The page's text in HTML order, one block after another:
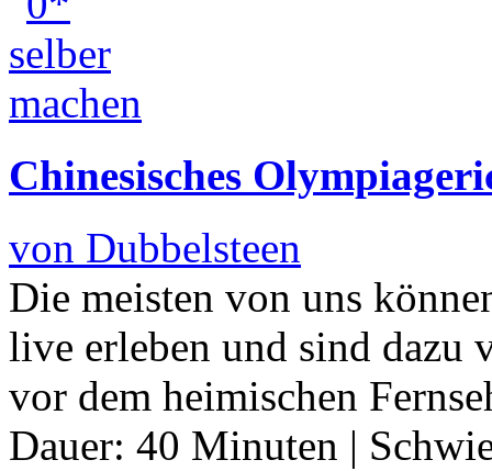
Chinesisches
von Dubbelsteen
Die meisten von uns
live erleben und sind dazu
vor dem heimischen
Dauer: 40 Minuten |